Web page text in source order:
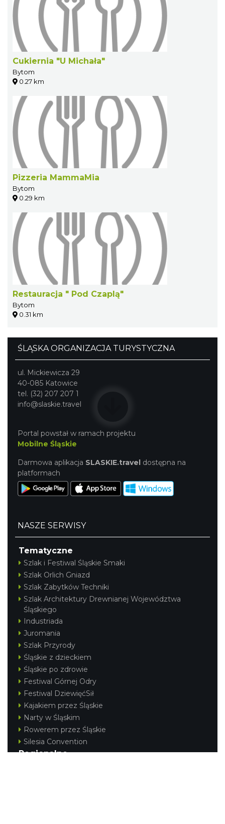
Cukiernia "U Michała"
Bytom
0.27 km
Pizzeria MammaMia
Bytom
0.29 km
Restauracja " Pod Czaplą"
Bytom
0.31 km
ŚLĄSKA ORGANIZACJA TURYSTYCZNA
ul. Mickiewicza 29
40-085 Katowice
tel. (32) 207 207 1
info@slaskie.travel
Portal powstał w ramach projektu
Mobilne Śląskie
Darmowa aplikacja SLASKIE.travel dostępna na
platformach
NASZE SERWISY
Tematyczne
Szlak i Festiwal Śląskie Smaki
Szlak Orlich Gniazd
Szlak Zabytków Techniki
Szlak Architektury Drewnianej Województwa
Śląskiego
Industriada
Juromania
Szlak Przyrody
Śląskie z dzieckiem
Śląskie po zdrowie
Festiwal Górnej Odry
Festiwal DziewięćSił
Kajakiem przez Śląskie
Narty w Śląskim
Rowerem przez Śląskie
Silesia Convention
Regionalne